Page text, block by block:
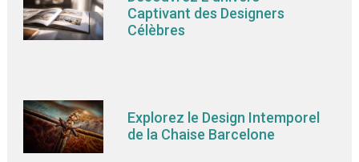
Captivant des Designers
Célèbres
Explorez le Design Intemporel
de la Chaise Barcelone